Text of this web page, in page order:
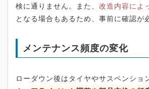
検に通りません。また、 改造内容によ
となる場合もあるため、事前に確認が
メンテナンス頻度の変化
ローダウン後はタイヤやサスペンショ